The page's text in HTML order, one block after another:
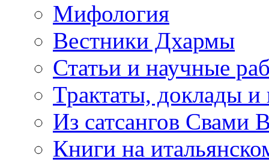
Мифология
Вестники Дхармы
Статьи и научные
Трактаты, доклады
Из сатсангов Свами
Книги на